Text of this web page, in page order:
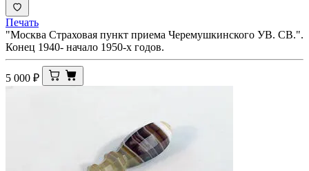
Печать
"Москва Страховая пункт приема Черемушкинского УВ. СВ.".
Конец 1940- начало 1950-х годов.
5 000 ₽